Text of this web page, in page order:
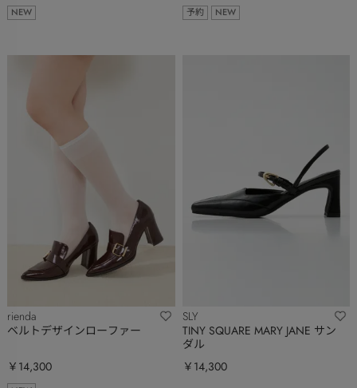
NEW 予約 NEW
rienda
ベルトデザインローファー
￥14,300
SLY
TINY SQUARE MARY JANE サン
ダル
￥14,300